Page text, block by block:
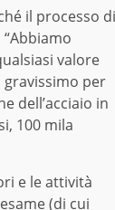
il processo di
valore
gravissimo per
dell’acciaio in
100 mila
e le attività
(di cui